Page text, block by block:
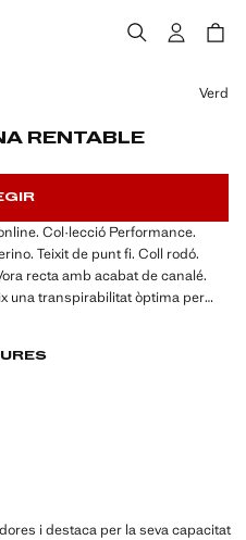
RENTABLE
Verd
Col·lecció Performance.
Teixit de punt fi. Coll rodó.
recta amb acabat de canalé.
una transpirabilitat òptima per
Vores de canalé en coll,
Aquesta selecció d'alt rendiment
termoreguladors,
i Confort
i destaca per la seva capacitat